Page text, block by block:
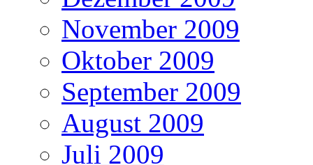
November 2009
Oktober 2009
September 2009
August 2009
Juli 2009